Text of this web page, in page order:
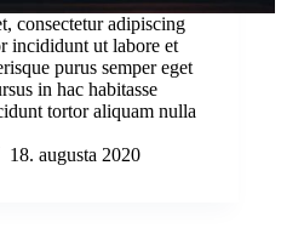
consectetur adipiscing
incididunt ut labore et
purus semper eget
in hac habitasse
tortor aliquam nulla
18. augusta 2020